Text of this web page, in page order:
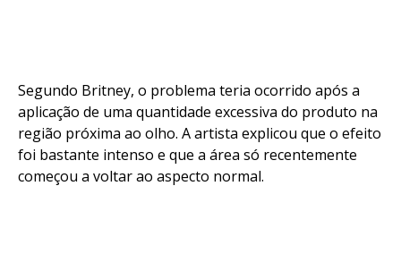
Segundo Britney, o problema teria ocorrido após a
aplicação de uma quantidade excessiva do produto na
região próxima ao olho. A artista explicou que o efeito
foi bastante intenso e que a área só recentemente
começou a voltar ao aspecto normal.